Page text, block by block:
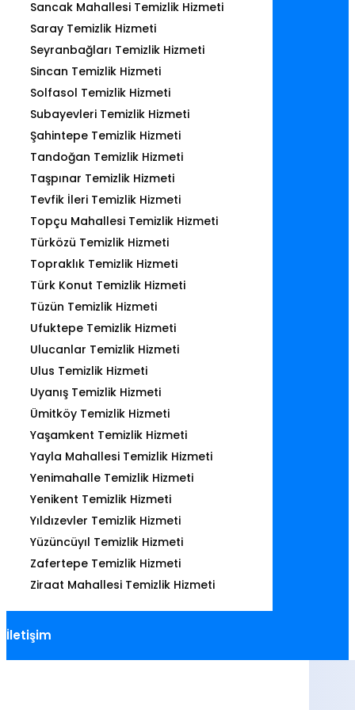
Sancak Mahallesi Temizlik Hizmeti
Saray Temizlik Hizmeti
Seyranbağları Temizlik Hizmeti
Sincan Temizlik Hizmeti
Solfasol Temizlik Hizmeti
Subayevleri Temizlik Hizmeti
Şahintepe Temizlik Hizmeti
Tandoğan Temizlik Hizmeti
Taşpınar Temizlik Hizmeti
Tevfik İleri Temizlik Hizmeti
Topçu Mahallesi Temizlik Hizmeti
Türközü Temizlik Hizmeti
Topraklık Temizlik Hizmeti
Türk Konut Temizlik Hizmeti
Tüzün Temizlik Hizmeti
Ufuktepe Temizlik Hizmeti
Ulucanlar Temizlik Hizmeti
Ulus Temizlik Hizmeti
Uyanış Temizlik Hizmeti
Ümitköy Temizlik Hizmeti
Yaşamkent Temizlik Hizmeti
Yayla Mahallesi Temizlik Hizmeti
Yenimahalle Temizlik Hizmeti
Yenikent Temizlik Hizmeti
Yıldızevler Temizlik Hizmeti
Yüzüncüyıl Temizlik Hizmeti
Zafertepe Temizlik Hizmeti
Ziraat Mahallesi Temizlik Hizmeti
İletişim